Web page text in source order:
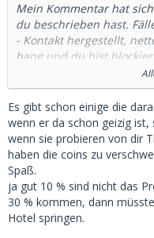
Mein Kommentar hat
du beschrieben hast.
- Kontakt hergestellt,
bang und du bist
- Sie bittet dich auf
nichts mehr
- Zum Kaffee verabredet,
vorher wirst du geghostet
- Date ausgemacht,
1.5h zur Dame und sie
-uvm
Habe VIP Abo, hier hilft
Es gibt schon einige die
wenn er da schon geizig
wenn sie probieren von dir
haben die coins zu
Spaß.
ja gut 10 % sind nicht das
30 % kommen, dann
Hotel springen.